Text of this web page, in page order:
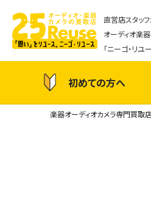
直営店スタッ
オーディオ楽
「ニーゴ・リユ
初めての方へ
楽器オーディオカメラ専門買取店